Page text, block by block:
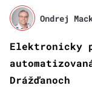
Ondrej
Elektronicky
Drážďanoch